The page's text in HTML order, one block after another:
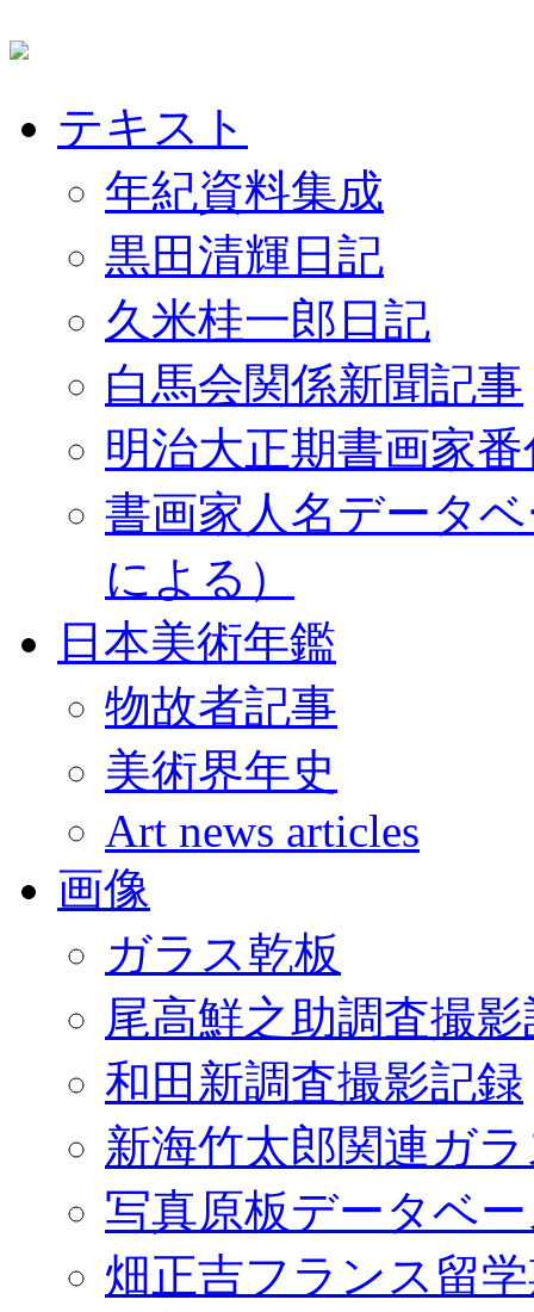
テキスト
年紀資料集成
黒田清輝日記
久米桂一郎日記
白馬会関係新聞記事
明治大正期書画家
書画家人名データ
による）
日本美術年鑑
物故者記事
美術界年史
Art news articles
画像
ガラス乾板
尾高鮮之助調査撮
和田新調査撮影記録
新海竹太郎関連ガ
写真原板データベ
畑正吉フランス留